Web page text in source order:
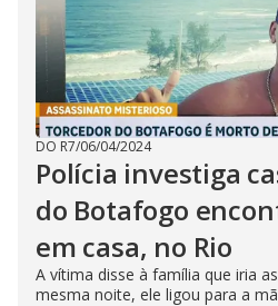
DO R7/06/04/2024
Polícia investiga
do Botafogo
em casa, no Rio
A vítima disse à família que iria
mesma noite, ele ligou para a